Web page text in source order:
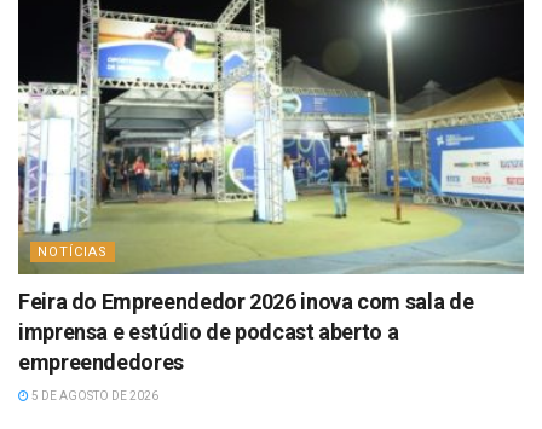
NOTÍCIAS
Feira do Empreendedor 2026 inova com sala de
imprensa e estúdio de podcast aberto a
empreendedores
5 DE AGOSTO DE 2026